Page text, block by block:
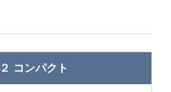
コンパクト